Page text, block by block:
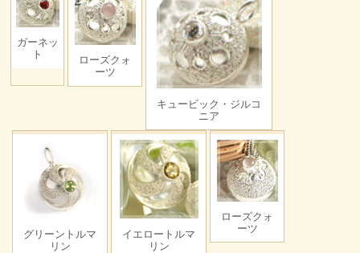
ガーネッ
ト
ローズクォ
ーツ
キュービック・ジルコ
ニア
グリーントルマ
リン
イエロートルマ
リン
ローズクォ
ーツ